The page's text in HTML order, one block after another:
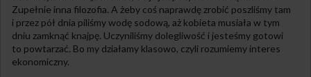
Zupełnie inna filozofia. A żeby coś naprawdę zrobić poszliśmy tam
i przez pół dnia piliśmy wodę sodową, aż kobieta musiała w tym
dniu zamknąć knajpę. Uczyniliśmy dolegliwość i jesteśmy gotowi
to powtarzać. Bo my działamy klasowo, czyli rozumiemy interes
ekonomiczny.